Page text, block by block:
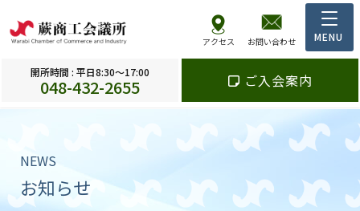
アクセス お問い合わせ
開所時間 : 平日8:30～17:00
048-432-2655 ご入会案内
NEWS
お知らせ